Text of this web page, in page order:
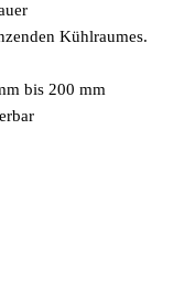
Kühlraumes.
bis 200 mm